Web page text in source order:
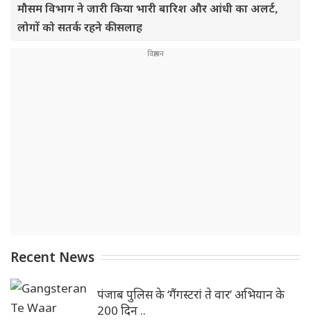
मौसम विभाग ने जारी किया भारी बारिश और आंधी का अलर्ट,
लोगों को सतर्क रहने की सलाह
Recent News
पंजाब पुलिस के ‘गैंगस्टरां ते वार’ अभियान के
200 दिन ..